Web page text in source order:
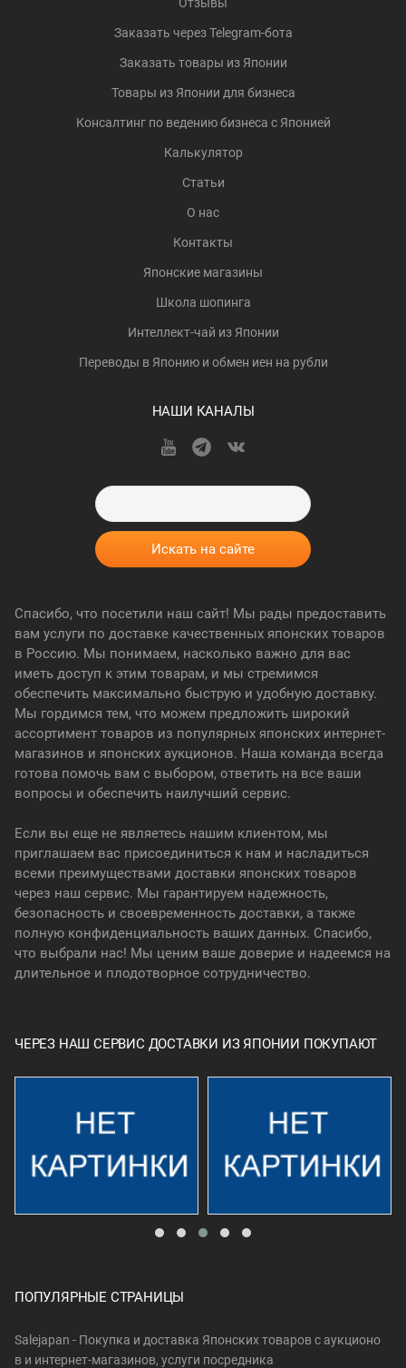
Отзывы
Заказать через Telegram-бота
Заказать товары из Японии
Товары из Японии для бизнеса
Консалтинг по ведению бизнеса с Японией
Калькулятор
Статьи
О нас
Контакты
Японские магазины
Школа шопинга
Интеллект-чай из Японии
Переводы в Японию и обмен иен на рубли
НАШИ КАНАЛЫ
Спасибо, что посетили наш сайт! Мы рады предоставить
вам услуги по доставке качественных японских товаров
в Россию. Мы понимаем, насколько важно для вас
иметь доступ к этим товарам, и мы стремимся
обеспечить максимально быструю и удобную доставку.
Мы гордимся тем, что можем предложить широкий
ассортимент товаров из популярных японских интернет-
магазинов и японских аукционов. Наша команда всегда
готова помочь вам с выбором, ответить на все ваши
вопросы и обеспечить наилучший сервис.
Если вы еще не являетесь нашим клиентом, мы
приглашаем вас присоединиться к нам и насладиться
всеми преимуществами доставки японских товаров
через наш сервис. Мы гарантируем надежность,
безопасность и своевременность доставки, а также
полную конфиденциальность ваших данных. Спасибо,
что выбрали нас! Мы ценим ваше доверие и надеемся на
длительное и плодотворное сотрудничество.
ЧЕРЕЗ НАШ СЕРВИС ДОСТАВКИ ИЗ ЯПОНИИ ПОКУПАЮТ
ПОПУЛЯРНЫЕ СТРАНИЦЫ
Salejapan - Покупка и доставка Японских товаров c аукционо
в и интернет-магазинов, услуги посредника